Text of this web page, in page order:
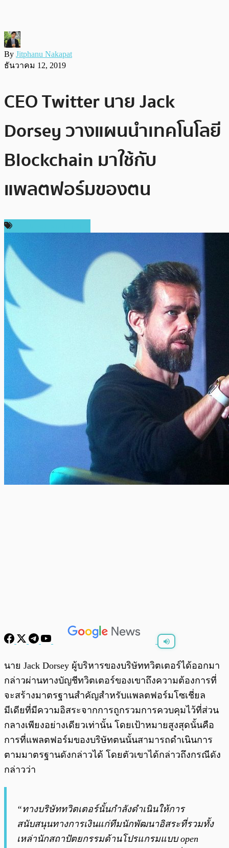
By Jitphanu Nakapat
ธันวาคม 12, 2019
CEO Twitter นาย Jack
Dorsey วางแผนนำเทคโนโลยี
Blockchain มาใช้กับ
แพลตฟอร์มของตน
0:00 /
นาย Jack Dorsey ผู้บริหารของบริษัททวิตเตอร์ได้ออกมา
กล่าวผ่านทางบัญชีทวิตเตอร์ของเขาถึงความต้องการที่
จะสร้างมาตรฐานสำคัญสำหรับแพลตฟอร์มโซเชี่ยล
มีเดียที่มีความอิสระจากการถูกรวมการควบคุมไว้ที่ส่วน
กลางเพียงอย่างเดียวเท่านั้น โดยเป้าหมายสูงสุดนั้นคือ
การที่แพลตฟอร์มของบริษัทตนนั้นสามารถดำเนินการ
ตามมาตรฐานดังกล่าวได้ โดยตัวเขาได้กล่าวถึงกรณีดัง
กล่าวว่า
“ทางบริษัททวิตเตอร์นั้นกำลังดำเนินให้การ
สนับสนุนทางการเงินแก่ทีมนักพัฒนาอิสระที่รวมทั้ง
เหล่านักสถาปัตยกรรมด้านโปรแกรมแบบ open